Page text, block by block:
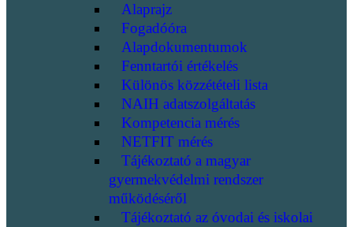
Alaprajz
Fogadóóra
Alapdokumentumok
Fenntartói értékelés
Különös közzétételi lista
NAIH adatszolgáltatás
Kompetencia mérés
NETFIT mérés
Tájékoztató a magyar
gyermekvédelmi rendszer
működéséről
Tájékoztató az óvodai és iskolai